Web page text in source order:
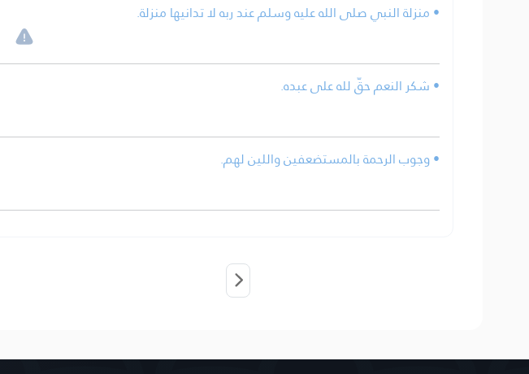
• منزلة النبي صلى الله عليه وسلم عند ربه لا تدانيها منزلة.
• شكر النعم حقّ لله على عبده.
• وجوب الرحمة بالمستضعفين واللين لهم.